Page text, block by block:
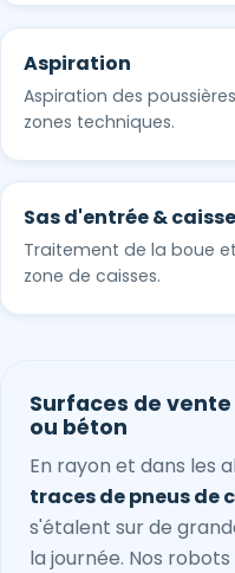
Aspiration
Aspiration des
zones techniques.
Sas d'entrée &
Traitement de la boue
zone de caisses.
Surfaces de
ou béton
En rayon et dans les
traces de pneus de
s'étalent sur de
la journée. Nos